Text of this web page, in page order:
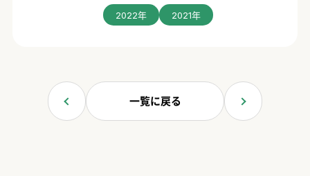
2022年 2021年
一覧に戻る